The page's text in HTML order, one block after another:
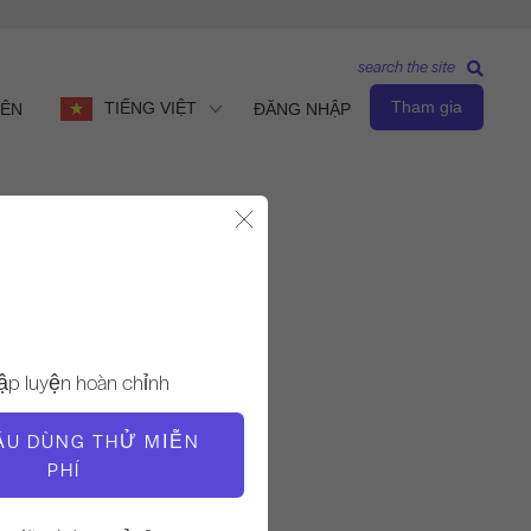
TIẾNG VIỆT ĐĂNG NHẬP Tham gia
search the site
luyện hoàn chỉnh
DÙNG THỬ MIỄN
PHÍ
GIÁO VIÊN
Alycea Ungaro
THỜI GIAN VIDEO